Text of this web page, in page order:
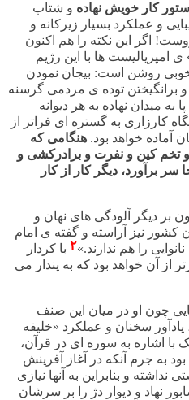
کار خویش نهاده و شتاب
و عملکرد بسیار زیرکانه و
اگر این نکته را هم اکنون
امپریالیست ها با این رژیم
روشن است: بیجان نمودن
توده ی مردمی گرسنه
میدان نهاده به هر دیوانه
کارزاری به گستره ای فراتر از
آماده خواهد بود. هنگامی که
تخم کین و نفرت و برادرکشی و
برآورد، دیگر کار از کار
بر دیگر آلودگی های نهان و
کشور نیز آراسته و گفته ی امام
را هم ندارند.»۲ با کردار
از آن خواهد بود که به پندار می
چون او در میان این صنف
سخنان و عملکرد «خلیفه
با اشاره به سوره ای در قرآن،
به جرم آنکه در آغاز آفرینش
نداشته و بنابراین به آنها نیازی
نهاد و دیوار دژ را بر سرشان